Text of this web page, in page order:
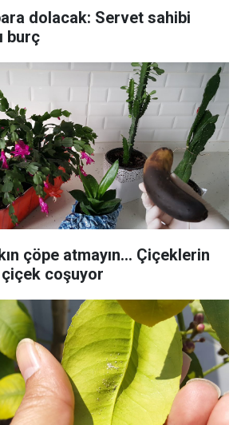
dolacak: Servet sahibi
burç
çöpe atmayın... Çiçeklerin
coşuyor